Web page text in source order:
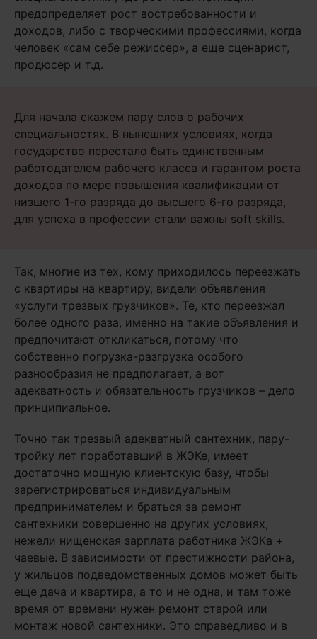
предопределяет рост востребованности и
доходов, либо с творческими профессиями, когда
человек «сам себе режиссер», а еще сценарист,
продюсер и т.д.
Для начала скажем пару слов о рабочих
специальностях. В нынешних условиях, когда
государство перестало быть единственным
работодателем рабочего класса и гарантом роста
доходов по мере повышения квалификации от
низшего 1-го разряда до высшего 6-го разряда,
для успеха в профессии стали важны soft skills.
Так, многие из тех, кому приходилось переезжать
с квартиры на квартиру, видели объявления
«услуги трезвых грузчиков». Те, кто переезжал
более одного раза, именно на такие объявления и
предпочитают откликаться, потому что
собственно погрузка-разгрузка особого
разнообразия не предполагает, а вот
адекватность и обязательность грузчиков – дело
принципиальное.
Точно так трезвый адекватный сантехник, пару-
тройку лет поработавший в ЖЭКе, имеет
достаточно мощную клиентскую базу, чтобы
зарегистрироваться индивидуальным
предпринимателем и браться за ремонт
сантехники совершенно на других условиях,
нежели нищенская зарплата работника ЖЭКа +
чаевые. В зависимости от престижности района,
у жильцов подведомственных домов может быть
еще дача и квартира, а то и не одна, и там тоже
время от времени нужен ремонт старой или
монтаж новой сантехники. Это справедливо и в